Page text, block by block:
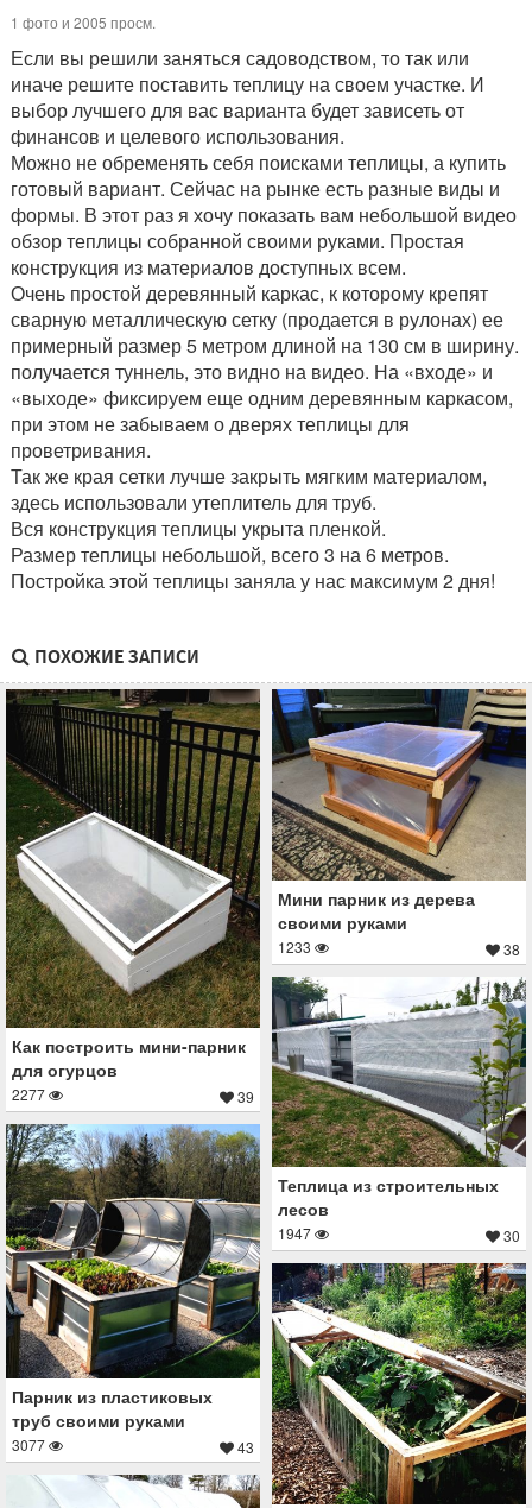
1 фото и 2005 просм.
Если вы решили заняться садоводством, то так или
иначе решите поставить теплицу на своем участке. И
выбор лучшего для вас варианта будет зависеть от
финансов и целевого использования.
Можно не обременять себя поисками теплицы, а купить
готовый вариант. Сейчас на рынке есть разные виды и
формы. В этот раз я хочу показать вам небольшой видео
обзор теплицы собранной своими руками. Простая
конструкция из материалов доступных всем.
Очень простой деревянный каркас, к которому крепят
сварную металлическую сетку (продается в рулонах) ее
примерный размер 5 метром длиной на 130 см в ширину.
получается туннель, это видно на видео. На «входе» и
«выходе» фиксируем еще одним деревянным каркасом,
при этом не забываем о дверях теплицы для
проветривания.
Так же края сетки лучше закрыть мягким материалом,
здесь использовали утеплитель для труб.
Вся конструкция теплицы укрыта пленкой.
Размер теплицы небольшой, всего 3 на 6 метров.
Постройка этой теплицы заняла у нас максимум 2 дня!
ПОХОЖИЕ ЗАПИСИ
Как построить мини-парник
для огурцов
2277 39
Мини парник из дерева
своими руками
1233 38
Теплица из строительных
лесов
1947 30
Парник из пластиковых
труб своими руками
3077 43